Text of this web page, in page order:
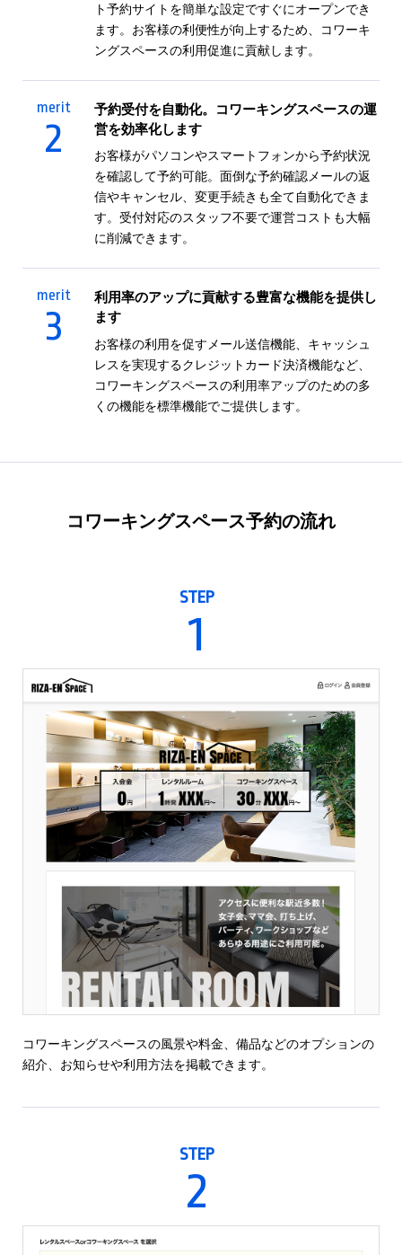
ト予約サイトを簡単な設定ですぐにオープンでき
ます。お客様の利便性が向上するため、コワーキ
ングスペースの利用促進に貢献します。
merit
2
予約受付を自動化。コワーキングスペースの運
営を効率化します
お客様がパソコンやスマートフォンから予約状況
を確認して予約可能。面倒な予約確認メールの返
信やキャンセル、変更手続きも全て自動化できま
す。受付対応のスタッフ不要で運営コストも大幅
に削減できます。
merit
3
利用率のアップに貢献する豊富な機能を提供し
ます
お客様の利用を促すメール送信機能、キャッシュ
レスを実現するクレジットカード決済機能など、
コワーキングスペースの利用率アップのための多
くの機能を標準機能でご提供します。
コワーキングスペース予約の流れ
STEP
1
コワーキングスペースの風景や料金、備品などのオプションの
紹介、お知らせや利用方法を掲載できます。
STEP
2